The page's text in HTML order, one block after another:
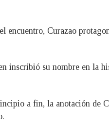
encuentro, Curazao
inscribió su nombre en la
a fin, la anotación de